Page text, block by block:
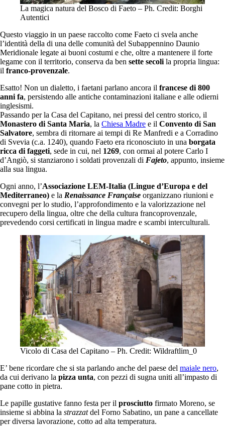
La magica natura del Bosco di Faeto – Ph. Credit: Borghi
Autentici
Questo viaggio in un paese raccolto come Faeto ci svela anche
l’identità della di una delle comunità del Subappennino Daunio
Meridionale legate ai buoni costumi e che, oltre a mantenere il forte
legame con il territorio, conserva da ben sette secoli la propria lingua:
il franco-provenzale.
Esatto! Non un dialetto, i faetani parlano ancora il francese di 800
anni fa, persistendo alle antiche contaminazioni italiane e alle odierni
inglesismi.
Passando per la Casa del Capitano, nei pressi del centro storico, il
Monastero di Santa Maria, la Chiesa Madre e il Convento di San
Salvatore, sembra di ritornare ai tempi di Re Manfredi e a Corradino
di Svevia (c.a. 1240), quando Faeto era riconosciuto in una borgata
ricca di faggeti, sede in cui, nel 1269, con ormai al potere Carlo I
d’Angiò, si stanziarono i soldati provenzali di Fajeto, appunto, insieme
alla sua lingua.
Ogni anno, l’Associazione LEM-Italia (Lingue d’Europa e del
Mediterraneo) e la Renaissance Française organizzano riunioni e
convegni per lo studio, l’approfondimento e la valorizzazione nel
recupero della lingua, oltre che della cultura francoprovenzale,
prevedendo corsi certificati in lingua madre e scambi interculturali.
Vicolo di Casa del Capitano – Ph. Credit: Wildraftlim_0
E’ bene ricordare che si sta parlando anche del paese del maiale nero,
da cui derivano la pizza unta, con pezzi di sugna uniti all’impasto di
pane cotto in pietra.
Le papille gustative fanno festa per il prosciutto firmato Moreno, se
insieme si abbina la strazzatdel Forno Sabatino, un pane a cancellate
per diversa lavorazione, cotto ad alta temperatura.